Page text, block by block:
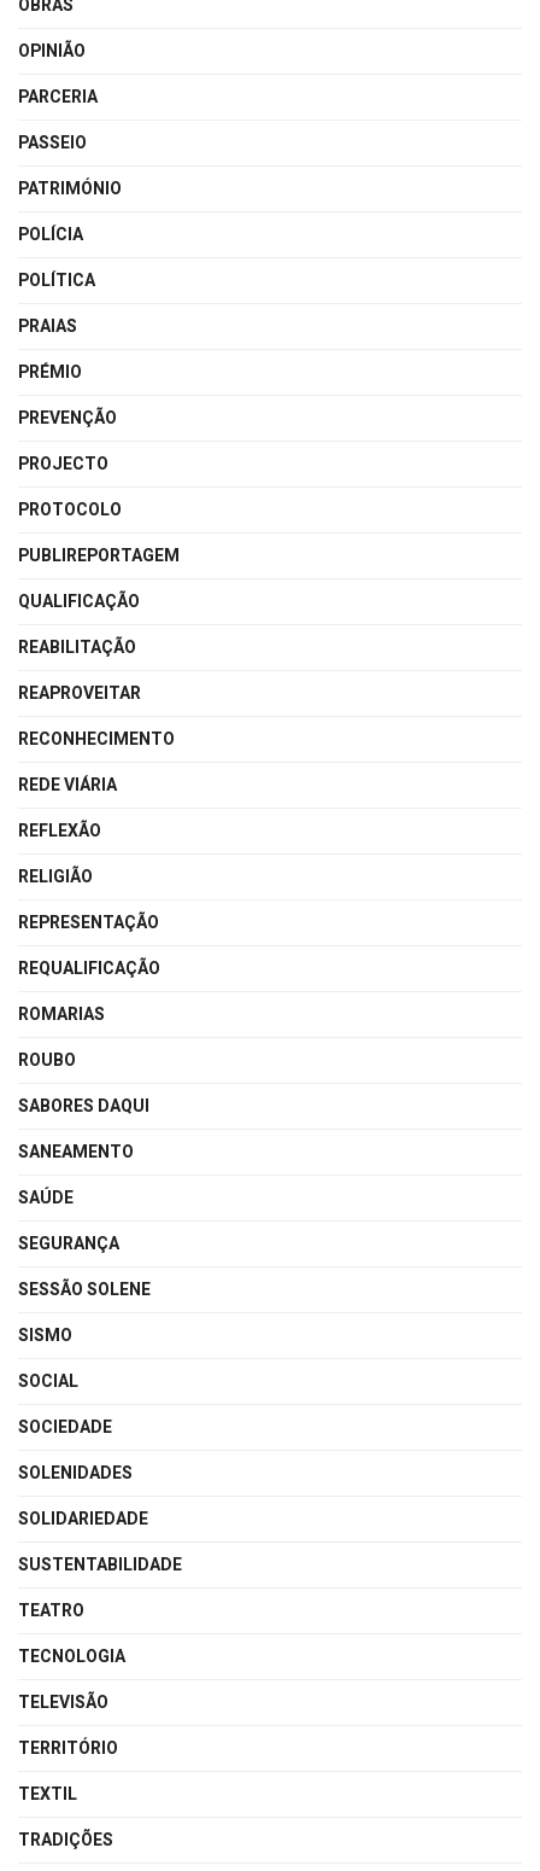
OBRAS
OPINIÃO
PARCERIA
PASSEIO
PATRIMÓNIO
POLÍCIA
POLÍTICA
PRAIAS
PRÉMIO
PREVENÇÃO
PROJECTO
PROTOCOLO
PUBLIREPORTAGEM
QUALIFICAÇÃO
REABILITAÇÃO
REAPROVEITAR
RECONHECIMENTO
REDE VIÁRIA
REFLEXÃO
RELIGIÃO
REPRESENTAÇÃO
REQUALIFICAÇÃO
ROMARIAS
ROUBO
SABORES DAQUI
SANEAMENTO
SAÚDE
SEGURANÇA
SESSÃO SOLENE
SISMO
SOCIAL
SOCIEDADE
SOLENIDADES
SOLIDARIEDADE
SUSTENTABILIDADE
TEATRO
TECNOLOGIA
TELEVISÃO
TERRITÓRIO
TEXTIL
TRADIÇÕES